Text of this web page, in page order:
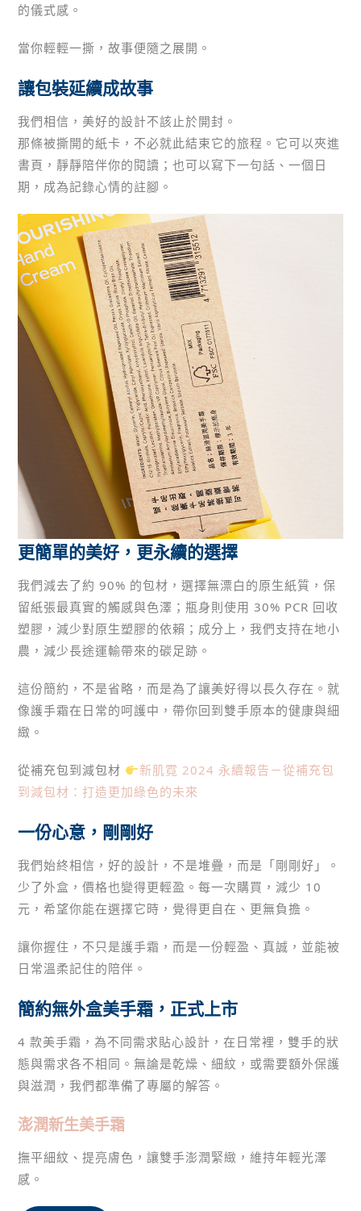
的儀式感。
當你輕輕一撕，故事便隨之展開。
讓包裝延續成故事
我們相信，美好的設計不該止於開封。
那條被撕開的紙卡，不必就此結束它的旅程。它可以夾進
書頁，靜靜陪伴你的閱讀；也可以寫下一句話、一個日
期，成為記錄心情的註腳。
更簡單的美好，更永續的選擇
我們減去了約 90% 的包材，選擇無漂白的原生紙質，保
留紙張最真實的觸感與色澤；瓶身則使用 30% PCR 回收
塑膠，減少對原生塑膠的依賴；成分上，我們支持在地小
農，減少長途運輸帶來的碳足跡。
這份簡約，不是省略，而是為了讓美好得以長久存在。就
像護手霜在日常的呵護中，帶你回到雙手原本的健康與細
緻。
從補充包到減包材
新肌霓 2024 永續報告－從補充包
到減包材：打造更加綠色的未來
一份心意，剛剛好
我們始終相信，好的設計，不是堆疊，而是「剛剛好」。
少了外盒，價格也變得更輕盈。每一次購買，減少 10
元，希望你能在選擇它時，覺得更自在、更無負擔。
讓你握住，不只是護手霜，而是一份輕盈、真誠，並能被
日常溫柔記住的陪伴。
簡約無外盒美手霜，正式上市
4 款美手霜，為不同需求貼心設計，在日常裡，雙手的狀
態與需求各不相同。無論是乾燥、細紋，或需要額外保護
與滋潤，我們都準備了專屬的解答。
澎潤新生美手霜
撫平細紋、提亮膚色，讓雙手澎潤緊緻，維持年輕光澤
感。